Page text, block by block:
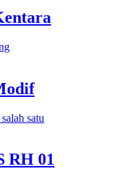
satu
RH 01